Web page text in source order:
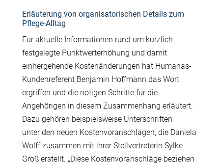
Erläuterung von organisatorischen Details zum
Pflege-Alltag
Für aktuelle Informationen rund um kürzlich
festgelegte Punktwerterhöhung und damit
einhergehende Kostenänderungen hat Humanas-
Kundenreferent Benjamin Hoffmann das Wort
ergriffen und die nötigen Schritte für die
Angehörigen in diesem Zusammenhang erläutert.
Dazu gehören beispielsweise Unterschriften
unter den neuen Kostenvoranschlägen, die Daniela
Wolff zusammen mit ihrer Stellvertreterin Sylke
Großerstellt. „Diese Kostenvoranschläge beziehen